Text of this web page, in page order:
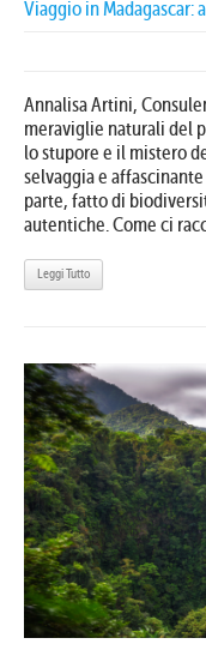
Viaggio in Madagascar:
Annalisa Artini,
meraviglie naturali del
lo stupore e il mistero
selvaggia e
parte, fatto di
autentiche. Come ci
Leggi Tutto